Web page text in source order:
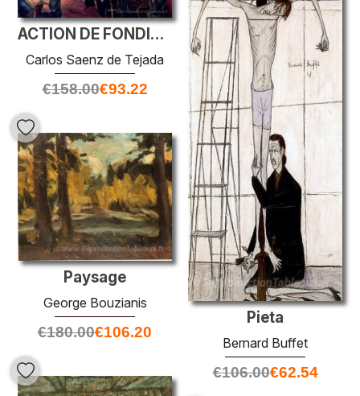
ACTION DE FONDITION DE LA BANQUE DE SAVAGES MUNICIPALES DE VITor
Carlos Saenz de Tejada
€158.00€93.22
Pieta
Bernard Buffet
€106.00€62.54
Paysage
George Bouzianis
€180.00€106.20